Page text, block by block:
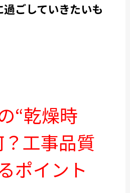
ごしていきたいも
“乾燥時
工事品質
ポイント